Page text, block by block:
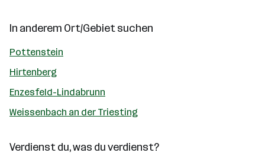
In anderem Ort/Gebiet suchen
Pottenstein
Hirtenberg
Enzesfeld-Lindabrunn
Weissenbach an der Triesting
Verdienst du, was du verdienst?